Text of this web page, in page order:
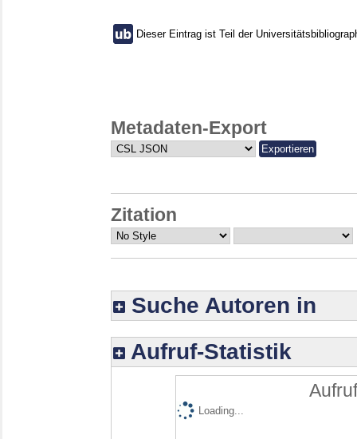
Dieser Eintrag ist Teil der
Metadaten-Export
Zitation
Suche Autoren in
Aufruf-Statistik
Loading...